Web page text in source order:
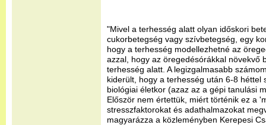
"Mivel a terhesség alatt olyan időskori
cukorbetegség vagy szívbetegség, egy
hogy a terhesség modellezhetné az
azzal, hogy az öregedésórákkal növekvő
terhesség alatt. A legizgalmasabb
kiderült, hogy a terhesség után 6-8 héttel
biológiai életkor (azaz az a gépi tanulási
Először nem értettük, miért történik ez a
stresszfaktorokat és adathalmazokat
magyarázza a közleményben Kerepesi